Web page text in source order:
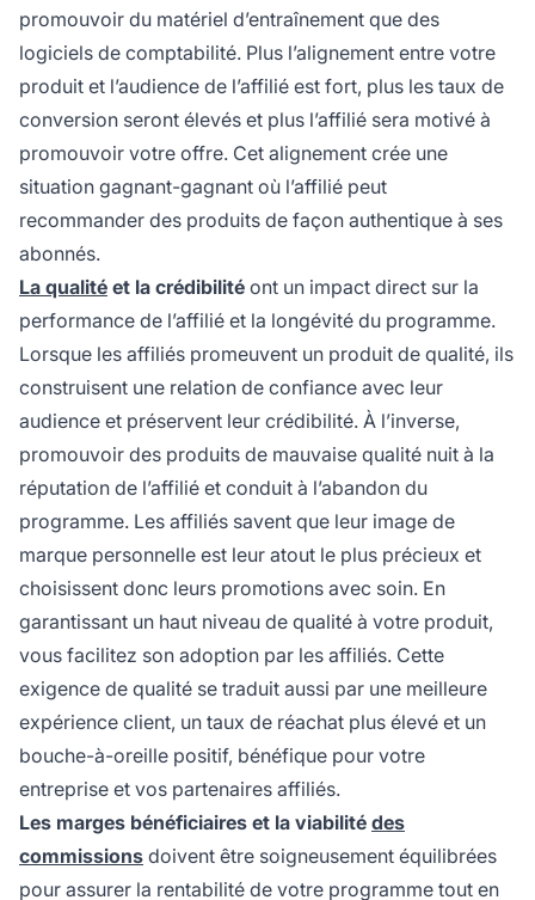
promouvoir du matériel d’entraînement que des
logiciels de comptabilité. Plus l’alignement entre votre
produit et l’audience de l’affilié est fort, plus les taux de
conversion seront élevés et plus l’affilié sera motivé à
promouvoir votre offre. Cet alignement crée une
situation gagnant-gagnant où l’affilié peut
recommander des produits de façon authentique à ses
abonnés.
La qualité et la crédibilité ont un impact direct sur la
performance de l’affilié et la longévité du programme.
Lorsque les affiliés promeuvent un produit de qualité, ils
construisent une relation de confiance avec leur
audience et préservent leur crédibilité. À l’inverse,
promouvoir des produits de mauvaise qualité nuit à la
réputation de l’affilié et conduit à l’abandon du
programme. Les affiliés savent que leur image de
marque personnelle est leur atout le plus précieux et
choisissent donc leurs promotions avec soin. En
garantissant un haut niveau de qualité à votre produit,
vous facilitez son adoption par les affiliés. Cette
exigence de qualité se traduit aussi par une meilleure
expérience client, un taux de réachat plus élevé et un
bouche-à-oreille positif, bénéfique pour votre
entreprise et vos partenaires affiliés.
Les marges bénéficiaires et la viabilité des
commissions doivent être soigneusement équilibrées
pour assurer la rentabilité de votre programme tout en